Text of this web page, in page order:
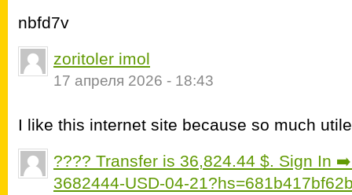
nbfd7v
zoritoler imol
17 апреля 2026 - 18:43
I like this internet site because so much
???? Transfer is 36,824.44 $. Sign In
3682444-USD-04-